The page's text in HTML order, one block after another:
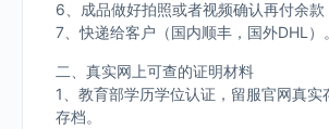
6、成品做好拍照或者视频确认再付余款
7、快递给客户（国内顺丰，国外DHL）。
二、真实网上可查的证明材料
1、教育部学历学位认证，留服官网真实
存档。